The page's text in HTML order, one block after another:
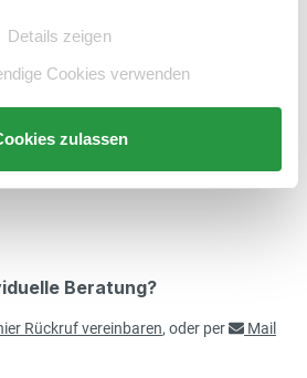
Details zeigen
Cookies verwenden
zulassen
exkl. 14,82 € MwSt.
Beratung?
Rückruf vereinbaren, oder per
Mail